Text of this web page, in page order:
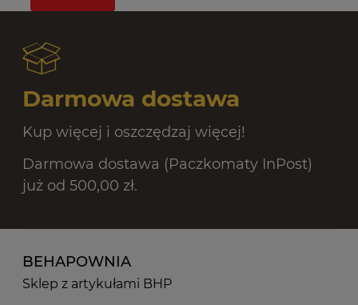
Darmowa dostawa
Kup więcej i oszczędzaj więcej!
Darmowa dostawa (Paczkomaty InPost)
już od 500,00 zł.
BEHAPOWNIA
Sklep z artykułami BHP